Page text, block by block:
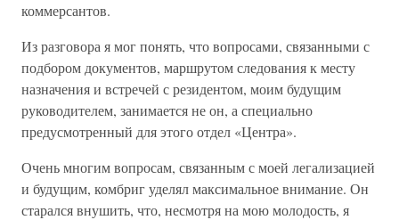
коммерсантов.
Из разговора я мог понять, что вопросами, связанными с
подбором документов, маршрутом следования к месту
назначения и встречей с резидентом, моим будущим
руководителем, занимается не он, а специально
предусмотренный для этого отдел «Центра».
Очень многим вопросам, связанным с моей легализацией
и будущим, комбриг уделял максимальное внимание. Он
старался внушить, что, несмотря на мою молодость, я